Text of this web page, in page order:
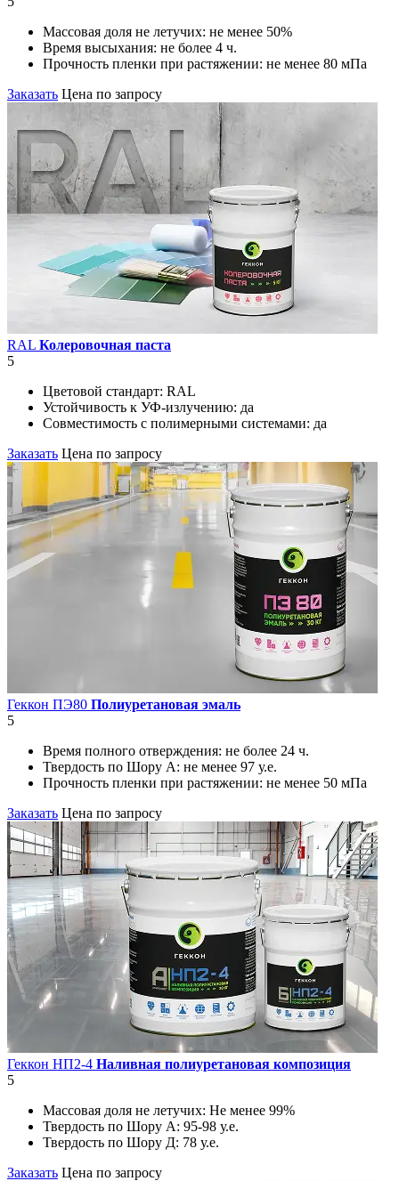
Массовая доля не летучих: не менее 50%
Время высыхания: не более 4 ч.
Прочность пленки при растяжении: не менее 80 мПа
Заказать Цена по запросу
RAL Колеровочная паста
5
Цветовой стандарт: RAL
Устойчивость к УФ-излучению: да
Совместимость с полимерными системами: да
Заказать Цена по запросу
Геккон ПЭ80 Полиуретановая эмаль
5
Время полного отверждения: не более 24 ч.
Твердость по Шору А: не менее 97 у.е.
Прочность пленки при растяжении: не менее 50 мПа
Заказать Цена по запросу
Геккон НП2-4 Наливная полиуретановая композиция
5
Массовая доля не летучих: Не менее 99%
Твердость по Шору А: 95-98 у.е.
Твердость по Шору Д: 78 у.е.
Заказать Цена по запросу